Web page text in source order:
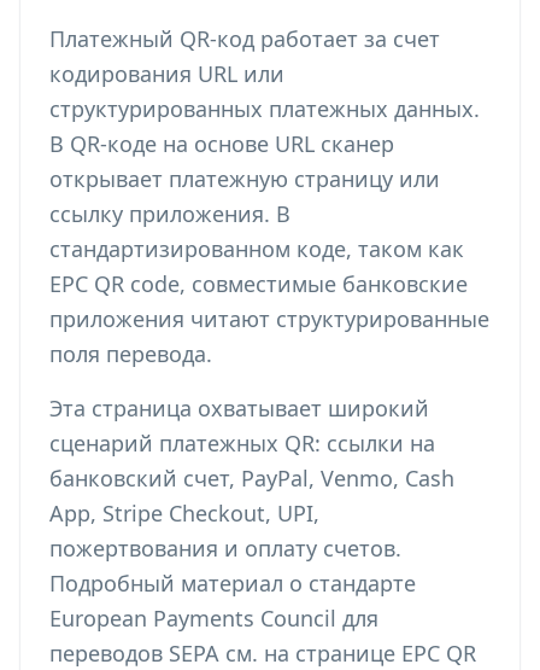
Платежный QR-код работает за счет
кодирования URL или
структурированных платежных данных.
В QR-коде на основе URL сканер
открывает платежную страницу или
ссылку приложения. В
стандартизированном коде, таком как
EPC QR code, совместимые банковские
приложения читают структурированные
поля перевода.
Эта страница охватывает широкий
сценарий платежных QR: ссылки на
банковский счет, PayPal, Venmo, Cash
App, Stripe Checkout, UPI,
пожертвования и оплату счетов.
Подробный материал о стандарте
European Payments Council для
переводов SEPA см. на странице EPC QR